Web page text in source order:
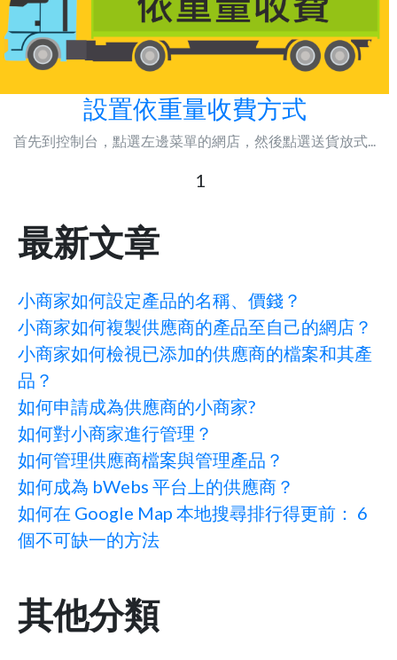
設置依重量收費方式
首先到控制台，點選左邊菜單的網店，然後點選送貨放式...
1
最新文章
小商家如何設定產品的名稱、價錢？
小商家如何複製供應商的產品至自己的網店？
小商家如何檢視已添加的供應商的檔案和其產
品？
如何申請成為供應商的小商家?
如何對小商家進行管理？
如何管理供應商檔案與管理產品？
如何成為 bWebs 平台上的供應商？
如何在 Google Map 本地搜尋排行得更前： 6
個不可缺一的方法
其他分類